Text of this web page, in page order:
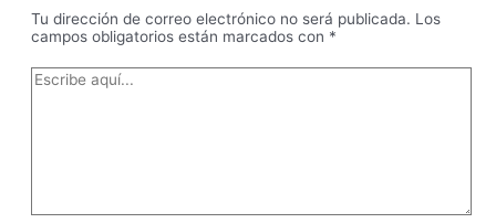
Tu dirección de correo electrónico no será publicada. Los
campos obligatorios están marcados con *
Escribe